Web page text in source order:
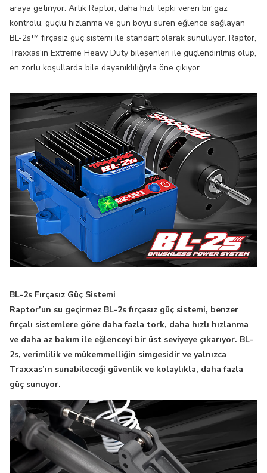
araya getiriyor. Artık Raptor, daha hızlı tepki veren bir gaz
kontrolü, güçlü hızlanma ve gün boyu süren eğlence sağlayan
BL-2s™ fırçasız güç sistemi ile standart olarak sunuluyor. Raptor,
Traxxas'ın Extreme Heavy Duty bileşenleri ile güçlendirilmiş olup,
en zorlu koşullarda bile dayanıklılığıyla öne çıkıyor.
BL-2s Fırçasız Güç Sistemi
Raptor’un su geçirmez BL-2s fırçasız güç sistemi, benzer
fırçalı sistemlere göre daha fazla tork, daha hızlı hızlanma
ve daha az bakım ile eğlenceyi bir üst seviyeye çıkarıyor. BL-
2s, verimlilik ve mükemmelliğin simgesidir ve yalnızca
Traxxas’ın sunabileceği güvenlik ve kolaylıkla, daha fazla
güç sunuyor.